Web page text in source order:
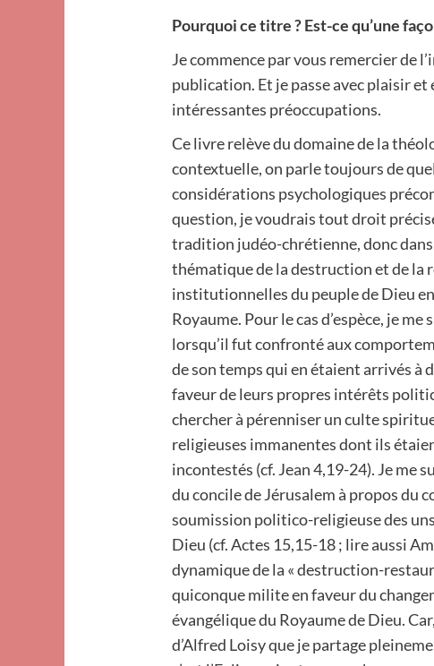
Pourquoi ce titre ? Est-ce qu’une
Je commence par vous remercier de
publication. Et je passe avec plaisir
intéressantes préoccupations.
Ce livre relève du domaine de la
contextuelle, on parle toujours de
considérations psychologiques
question, je voudrais tout droit
tradition judéo-chrétienne, donc
thématique de la destruction et de la
institutionnelles du peuple de Dieu
Royaume. Pour le cas d’espèce, je
lorsqu’il fut confronté aux
de son temps qui en étaient arrivés à
faveur de leurs propres intérêts
chercher à pérenniser un culte
religieuses immanentes dont ils
incontestés (cf. Jean 4,19-24). Je me
du concile de Jérusalem à propos du
soumission politico-religieuse des
Dieu (cf. Actes 15,15-18 ; lire aussi
dynamique de la « destruction-
quiconque milite en faveur du
évangélique du Royaume de Dieu.
d’Alfred Loisy que je partage